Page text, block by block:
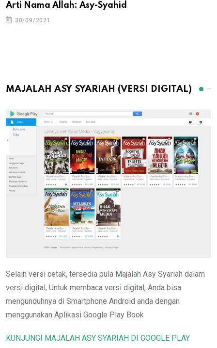
Arti Nama Allah: Asy-Syahid
30/09/2021
MAJALAH ASY SYARIAH (VERSI DIGITAL)
Selain versi cetak, tersedia pula Majalah Asy Syariah dalam
versi digital, Untuk membaca versi digital, Anda bisa
mengunduhnya di Smartphone Android anda dengan
menggunakan Aplikasi Google Play Book
KUNJUNGI MAJALAH ASY SYARIAH DI GOOGLE PLAY